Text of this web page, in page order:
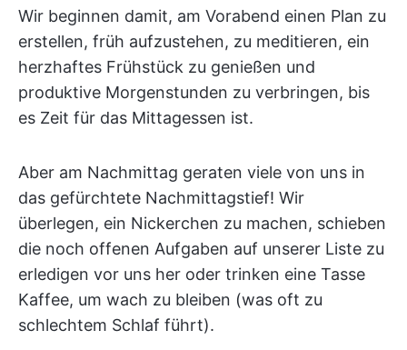
Wir beginnen damit, am Vorabend einen Plan zu
erstellen, früh aufzustehen, zu meditieren, ein
herzhaftes Frühstück zu genießen und
produktive Morgenstunden zu verbringen, bis
es Zeit für das Mittagessen ist.
Aber am Nachmittag geraten viele von uns in
das gefürchtete Nachmittagstief! Wir
überlegen, ein Nickerchen zu machen, schieben
die noch offenen Aufgaben auf unserer Liste zu
erledigen vor uns her oder trinken eine Tasse
Kaffee, um wach zu bleiben (was oft zu
schlechtem Schlaf führt).